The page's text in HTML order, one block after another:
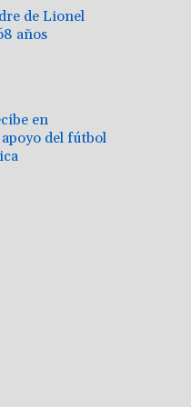
de Lionel
años
en
del fútbol